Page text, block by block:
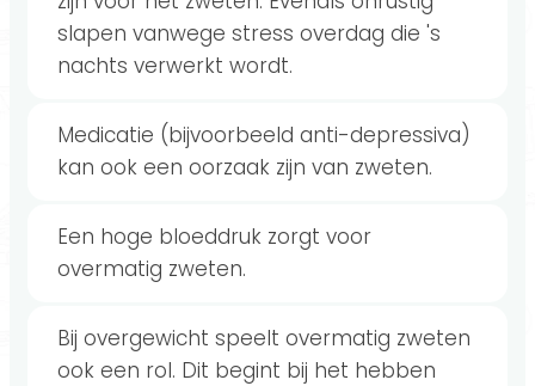
slapen vanwege stress overdag die 's
nachts verwerkt wordt.
Medicatie (bijvoorbeeld anti-depressiva)
kan ook een oorzaak zijn van zweten.
Een hoge bloeddruk zorgt voor
overmatig zweten.
Bij overgewicht speelt overmatig zweten
ook een rol. Dit begint bij het hebben